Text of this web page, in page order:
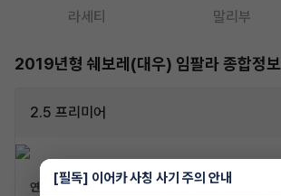
라세티 말리부
2019년형 쉐보레(대우) 임팔라 종합정보
2.5 프리미어
연료/연비
[필독] 이어카 사칭 사기 주의 안내